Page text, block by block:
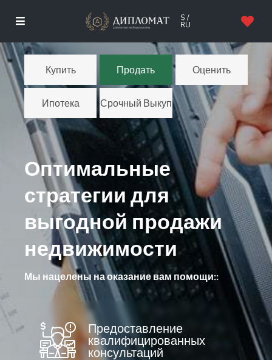
$ /
RU
Купить Продать Оценить
Ипотека Срочный Выкуп
Оптимальные
стратегии для
выгодной продажи
недвижимости
Мы нацелены на оказание вам помощи::
Предоставление
квалифицированных
консультаций